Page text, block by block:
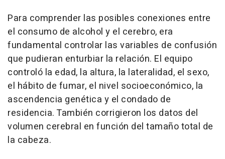
Para comprender las posibles conexiones entre
el consumo de alcohol y el cerebro, era
fundamental controlar las variables de confusión
que pudieran enturbiar la relación. El equipo
controló la edad, la altura, la lateralidad, el sexo,
el hábito de fumar, el nivel socioeconómico, la
ascendencia genética y el condado de
residencia. También corrigieron los datos del
volumen cerebral en función del tamaño total de
la cabeza.